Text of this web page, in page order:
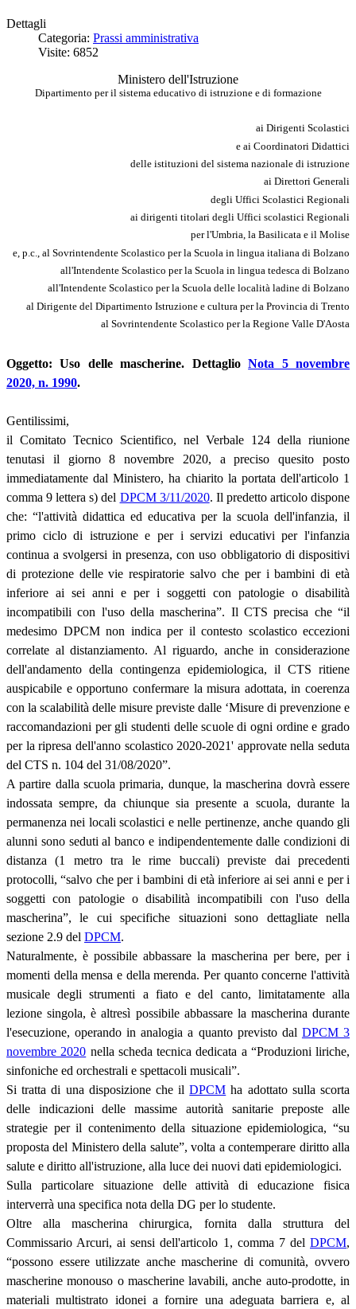
Dettagli
Categoria: Prassi amministrativa
Visite: 6852
Ministero dell'Istruzione
Dipartimento per il sistema educativo di istruzione e di formazione
ai Dirigenti Scolastici
e ai Coordinatori Didattici
delle istituzioni del sistema nazionale di istruzione
ai Direttori Generali
degli Uffici Scolastici Regionali
ai dirigenti titolari degli Uffici scolastici Regionali
per l'Umbria, la Basilicata e il Molise
e, p.c., al Sovrintendente Scolastico per la Scuola in lingua italiana di Bolzano
all'Intendente Scolastico per la Scuola in lingua tedesca di Bolzano
all'Intendente Scolastico per la Scuola delle località ladine di Bolzano
al Dirigente del Dipartimento Istruzione e cultura per la Provincia di Trento
al Sovrintendente Scolastico per la Regione Valle D'Aosta
Oggetto: Uso delle mascherine. DettaglioNota 5 novembre
2020, n. 1990.
Gentilissimi,
il Comitato Tecnico Scientifico, nel Verbale 124 della riunione
tenutasi il giorno 8 novembre 2020, a preciso quesito posto
immediatamente dal Ministero, ha chiarito la portata dell'articolo 1
comma 9 lettera s) del DPCM 3/11/2020. Il predetto articolo dispone
che: “l'attività didattica ed educativa per la scuola dell'infanzia, il
primo ciclo di istruzione e per i servizi educativi per l'infanzia
continua a svolgersi in presenza, con uso obbligatorio di dispositivi
di protezione delle vie respiratorie salvo che per i bambini di età
inferiore ai sei anni e per i soggetti con patologie o disabilità
incompatibili con l'uso della mascherina”. Il CTS precisa che “il
medesimo DPCM non indica per il contesto scolastico eccezioni
correlate al distanziamento. Al riguardo, anche in considerazione
dell'andamento della contingenza epidemiologica, il CTS ritiene
auspicabile e opportuno confermare la misura adottata, in coerenza
con la scalabilità delle misure previste dalle ‘Misure di prevenzione e
raccomandazioni per gli studenti delle scuole di ogni ordine e grado
per la ripresa dell'anno scolastico 2020-2021' approvate nella seduta
del CTS n. 104 del 31/08/2020”.
A partire dalla scuola primaria, dunque, la mascherina dovrà essere
indossata sempre, da chiunque sia presente a scuola, durante la
permanenza nei locali scolastici e nelle pertinenze, anche quando gli
alunni sono seduti al banco e indipendentemente dalle condizioni di
distanza (1 metro tra le rime buccali) previste dai precedenti
protocolli, “salvo che per i bambini di età inferiore ai sei anni e per i
soggetti con patologie o disabilità incompatibili con l'uso della
mascherina”, le cui specifiche situazioni sono dettagliate nella
sezione 2.9 del DPCM.
Naturalmente, è possibile abbassare la mascherina per bere, per i
momenti della mensa e della merenda. Per quanto concerne l'attività
musicale degli strumenti a fiato e del canto, limitatamente alla
lezione singola, è altresì possibile abbassare la mascherina durante
l'esecuzione, operando in analogia a quanto previsto dal DPCM 3
novembre 2020 nella scheda tecnica dedicata a “Produzioni liriche,
sinfoniche ed orchestrali e spettacoli musicali”.
Si tratta di una disposizione che ilDPCM ha adottato sulla scorta
delle indicazioni delle massime autorità sanitarie preposte alle
strategie per il contenimento della situazione epidemiologica, “su
proposta del Ministero della salute”, volta a contemperare diritto alla
salute e diritto all'istruzione, alla luce dei nuovi dati epidemiologici.
Sulla particolare situazione delle attività di educazione fisica
interverrà una specifica nota della DG per lo studente.
Oltre alla mascherina chirurgica, fornita dalla struttura del
Commissario Arcuri, ai sensi dell'articolo 1, comma 7 del DPCM,
“possono essere utilizzate anche mascherine di comunità, ovvero
mascherine monouso o mascherine lavabili, anche auto-prodotte, in
materiali multistrato idonei a fornire una adeguata barriera e, al